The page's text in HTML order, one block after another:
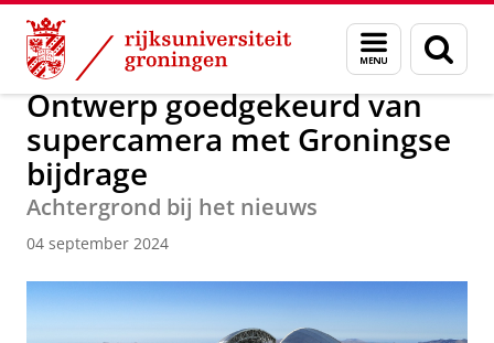
Skip
Content
Skip
Navigation
Menu
en
zoeken
Over ons Faculty of Science and Engineering Nieuws
Ontwerp goedgekeurd van
supercamera met Groningse
bijdrage
Achtergrond bij het nieuws
04 september 2024